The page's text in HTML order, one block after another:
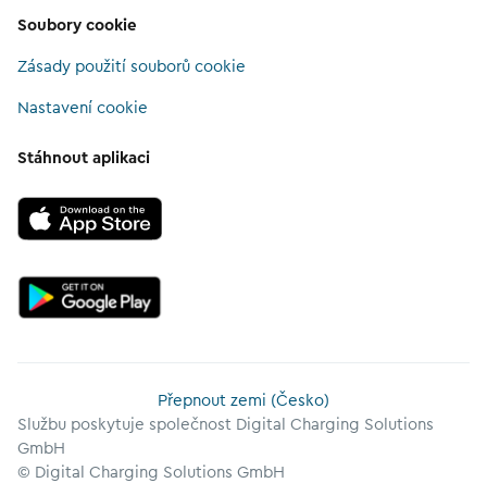
Soubory cookie
Zásady použití souborů cookie
Nastavení cookie
Stáhnout aplikaci
Přepnout zemi (Česko)
Službu poskytuje společnost Digital Charging Solutions
GmbH
© Digital Charging Solutions GmbH